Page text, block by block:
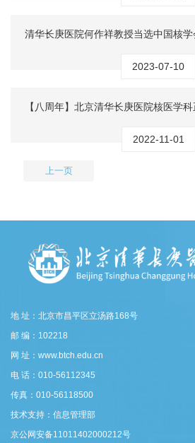
清华长庚医院何作祥教授当选中国核学
2023-07-10
【八周年】北京清华长庚医院核医学科
2022-11-01
上一页
地 址：北京市昌平区立汤路168号
邮 编：102218
网 址：www.btch.edu.cn
电 话：010-56112345
传真：010-56118500
技术支持：信息管理部
京公网安备11011402000212号